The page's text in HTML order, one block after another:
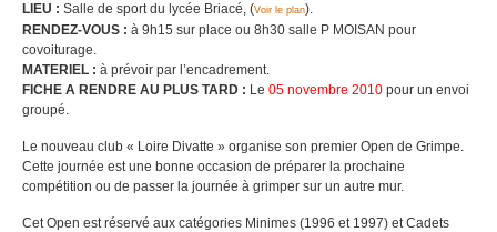
LIEU : Salle de sport du lycée Briacé, (Voir le plan).
RENDEZ-VOUS : à 9h15 sur place ou 8h30 salle P MOISAN pour
covoiturage.
MATERIEL : à prévoir par l’encadrement.
FICHE A RENDRE AU PLUS TARD : Le 05 novembre 2010 pour un envoi
groupé.
Le nouveau club « Loire Divatte » organise son premier Open de Grimpe.
Cette journée est une bonne occasion de préparer la prochaine
compétition ou de passer la journée à grimper sur un autre mur.
Cet Open est réservé aux catégories Minimes (1996 et 1997) et Cadets